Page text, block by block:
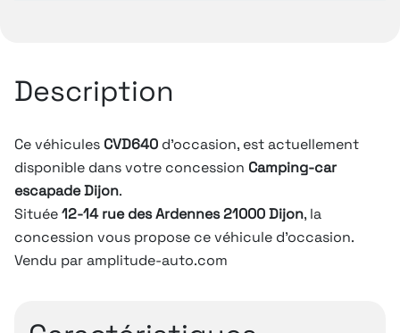
Description
Ce véhicules CVD640 d'occasion, est actuellement
disponible dans votre concession Camping-car
escapade Dijon.
Située12-14 rue des Ardennes 21000 Dijon, la
concession vous propose ce véhicule d'occasion.
Vendu par amplitude-auto.com